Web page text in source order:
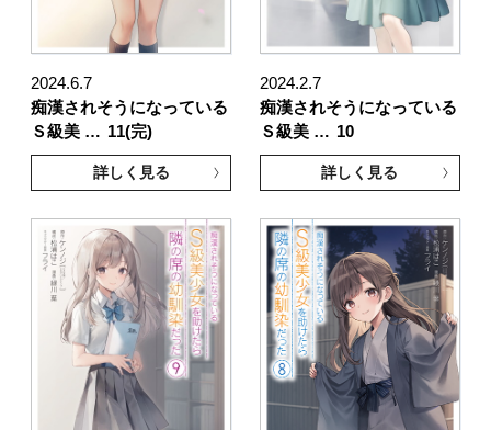
2024.6.7
痴漢されそうになっている
Ｓ級美 … 11(完)
詳しく見る
2024.2.7
痴漢されそうになっている
Ｓ級美 … 10
詳しく見る